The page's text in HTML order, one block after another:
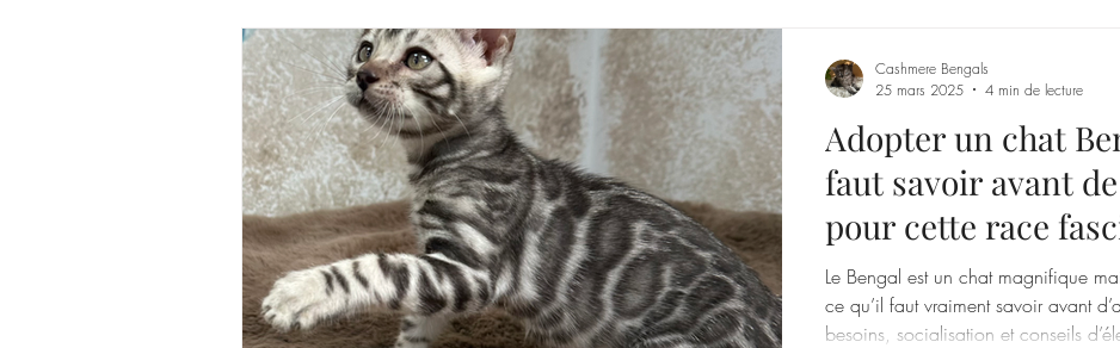
Adopter un chat
faut savoir avant
pour cette race
Le Bengal est un chat magnifique
ce qu’il faut vraiment savoir avant
besoins, socialisation et conseils
Cashmere Bengals
25 mars 2025
4 min de lecture